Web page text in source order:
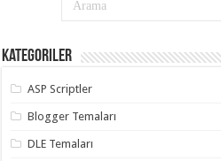
Kategoriler
ASP Scriptler
Blogger Temaları
DLE Temaları